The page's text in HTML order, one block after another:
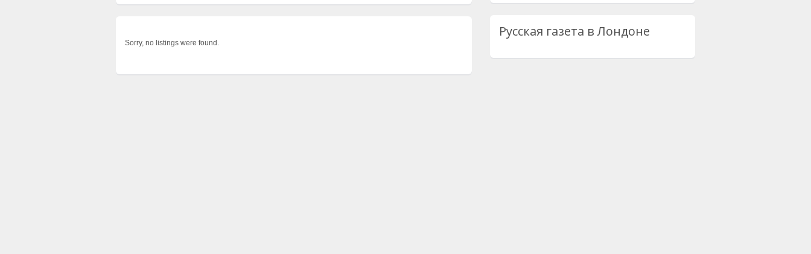
Sorry, no listings were found.
Русская газета в Лондоне